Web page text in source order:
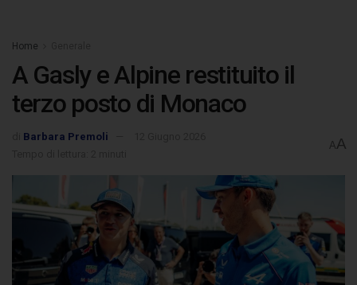
Home
A Gasly e Alpine restituito il
terzo posto di Monaco
Barbara Premoli
AA